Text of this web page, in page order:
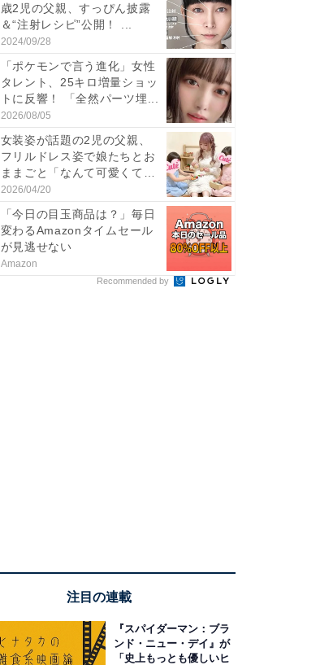
歳2児の父親、すっぴん披露
＆“注射レシピ”公開！ ...
2024/09/28
「ポケモンで言う進化」女性
タレント、25キロ増量ショッ
トに反響！ 「全然パーツ埋...
2026/08/05
女装姿が話題の2児の父親、
フリルドレス姿で娘たちとお
ままごと「なんて可愛くて平
和...
2026/04/20
「今日の目玉商品は？」毎日
変わるAmazonタイムセール
が見逃せない
Amazon
Recommended by
注目の連載
『スパイダーマン：ブラ
ンド・ニュー・デイ』が
「史上もっとも優しいヒ